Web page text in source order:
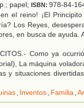
papel; ISBN: 978-84-
el reino! ¡El
Los Reyes,
en busca de ayuda.
Como ya
La máquina
y situaciones
, Inventos, Familia,